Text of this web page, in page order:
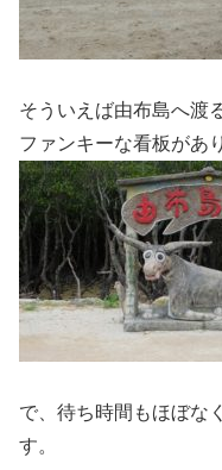
そういえば由布島へ渡
ファンキーな看板があ
で、待ち時間もほぼな
す。